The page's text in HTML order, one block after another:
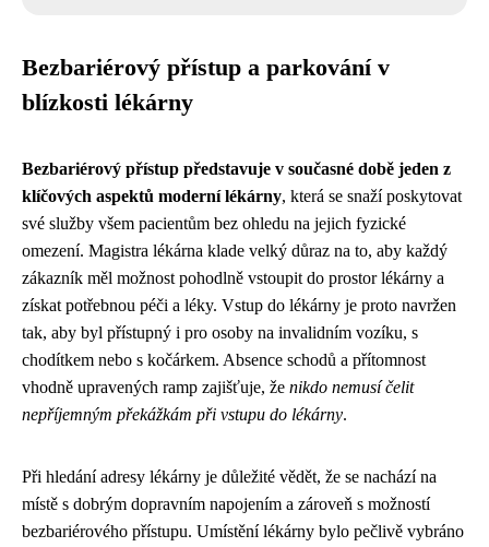
Bezbariérový přístup a parkování v
blízkosti lékárny
Bezbariérový přístup představuje v současné době jeden z
klíčových aspektů moderní lékárny, která se snaží poskytovat
své služby všem pacientům bez ohledu na jejich fyzické
omezení. Magistra lékárna klade velký důraz na to, aby každý
zákazník měl možnost pohodlně vstoupit do prostor lékárny a
získat potřebnou péči a léky. Vstup do lékárny je proto navržen
tak, aby byl přístupný i pro osoby na invalidním vozíku, s
chodítkem nebo s kočárkem. Absence schodů a přítomnost
vhodně upravených ramp zajišťuje, že nikdo nemusí čelit
nepříjemným překážkám při vstupu do lékárny.
Při hledání adresy lékárny je důležité vědět, že se nachází na
místě s dobrým dopravním napojením a zároveň s možností
bezbariérového přístupu. Umístění lékárny bylo pečlivě vybráno